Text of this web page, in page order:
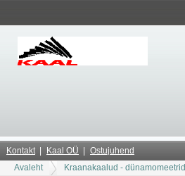
Kontakt Kaal OÜ
Ostujuhend
Avaleht
Kraanakaalud - dünamomeetrid